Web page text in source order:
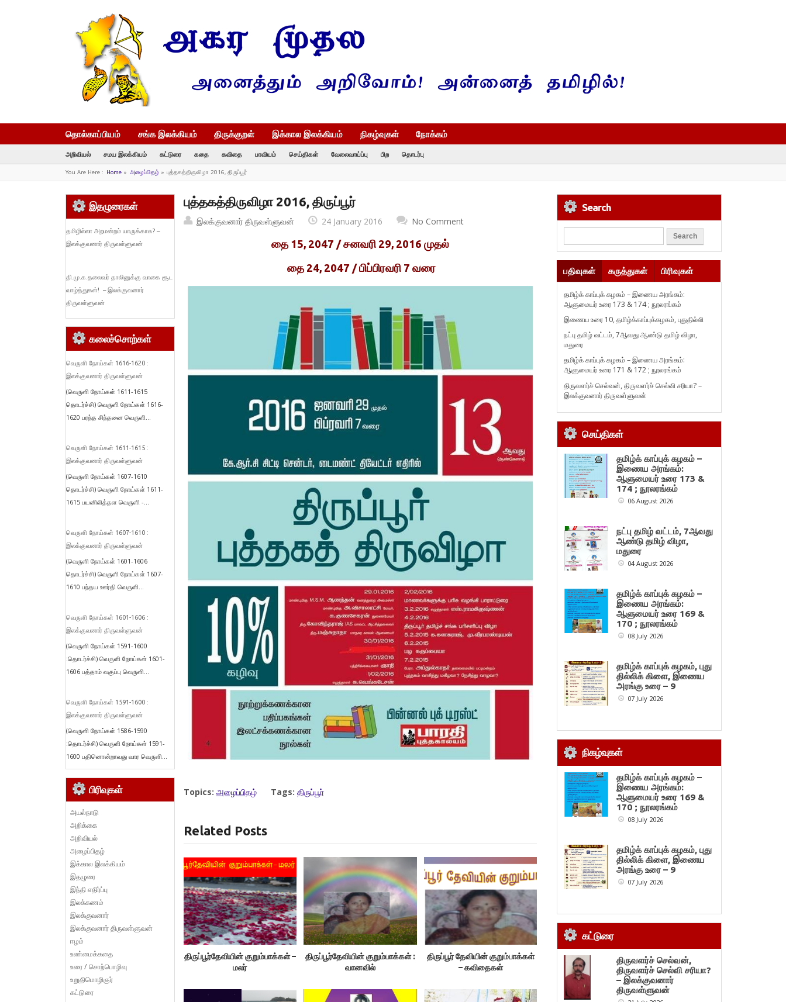
தொல்காப்பியம் சங்க இலக்கியம் திருக்குறள் இக்கால இலக்கியம் நிகழ்வுகள் நோக்கம்
அறிவியல் சமய இலக்கியம் கட்டுரை கதை கவிதை பாவியம் செய்திகள் வேலைவாய்ப்பு பிற தொடர்பு
You Are Here : Home» அழைப்பிதழ் » புத்தகத்திருவிழா 2016, திருப்பூர்
புத்தகத்திருவிழா 2016, திருப்பூர்
இலக்குவனார் திருவள்ளுவன் 24 January 2016 No Comment
தை 15, 2047 / சனவரி 29, 2016 முதல்
தை 24, 2047 / பிப்பிரவரி 7 வரை
Topics: அழைப்பிதழ் Tags: திருப்பூர்
Related Posts
திருப்பூர்தேவியின் குறும்பாக்கள் –
மலர்
திருப்பூர்தேவியின் குறும்பாக்கள் :
வானவில்
திருப்பூர் தேவியின் குறும்பாக்கள்
– கவிதைகள்
இதழுரைகள்
தமிழில்லா அறமன்றம் யாருக்காக? –
இலக்குவனார் திருவள்ளுவன்
தி.மு.க.தலைவர் தாலினுக்கு வாகை சூட
வாழ்த்துகள்! – இலக்குவனார்
திருவள்ளுவன்
கலைச்சொற்கள்
வெருளி நோய்கள் 1616-1620 :
இலக்குவனார் திருவள்ளுவன்
(வெருளி நோய்கள் 1611-1615
தொடர்ச்சி) வெருளி நோய்கள் 1616-
1620 பரந்த சிந்தனை வெருளி...
வெருளி நோய்கள் 1611-1615 :
இலக்குவனார் திருவள்ளுவன்
(வெருளி நோய்கள் 1607-1610
தொடர்ச்சி) வெருளி நோய்கள் 1611-
1615 பயனிலித்தள வெருளி -...
வெருளி நோய்கள் 1607-1610 :
இலக்குவனார் திருவள்ளுவன்
(வெருளி நோய்கள் 1601-1606
தொடர்ச்சி) வெருளி நோய்கள் 1607-
1610 பந்தய ஊர்தி வெருளி...
வெருளி நோய்கள் 1601-1606 :
இலக்குவனார் திருவள்ளுவன்
(வெருளி நோய்கள் 1591-1600
:தொடர்ச்சி) வெருளி நோய்கள் 1601-
1606 பத்தாம் வகுப்பு வெருளி...
வெருளி நோய்கள் 1591-1600 :
இலக்குவனார் திருவள்ளுவன்
(வெருளி நோய்கள் 1586-1590
:தொடர்ச்சி) வெருளி நோய்கள் 1591-
1600 பதினொன்றாவது வார வெருளி...
பிரிவுகள்
அயல்நாடு
அறிக்கை
அறிவியல்
அழைப்பிதழ்
இக்கால இலக்கியம்
இதழுரை
இந்தி எதிர்ப்பு
இலக்கணம்
இலக்குவனார்
இலக்குவனார் திருவள்ளுவன்
ஈழம்
உண்மைக்கதை
உரை / சொற்பொழிவு
உறுதிமொழிஞர்
கட்டுரை
Search
பதிவுகள் கருத்துகள் பிரிவுகள்
தமிழ்க் காப்புக் கழகம் – இணைய அரங்கம்:
ஆளுமையர் உரை 173 & 174 ; நூலரங்கம்
இணைய உரை 10, தமிழ்க்காப்புக்கழகம், புதுதில்லி
நட்பு தமிழ் வட்டம், 7ஆவது ஆண்டு தமிழ் விழா,
மதுரை
தமிழ்க் காப்புக் கழகம் – இணைய அரங்கம்:
ஆளுமையர் உரை 171 & 172 ; நூலரங்கம்
திருவளர்ச் செல்வன், திருவளர்ச் செல்வி சரியா? –
இலக்குவனார் திருவள்ளுவன்
செய்திகள்
தமிழ்க் காப்புக் கழகம் –
இணைய அரங்கம்:
ஆளுமையர் உரை 173 &
174 ; நூலரங்கம்
06 August 2026
நட்பு தமிழ் வட்டம், 7ஆவது
ஆண்டு தமிழ் விழா,
மதுரை
04 August 2026
தமிழ்க் காப்புக் கழகம் –
இணைய அரங்கம்:
ஆளுமையர் உரை 169 &
170 ; நூலரங்கம்
08 July 2026
தமிழ்க் காப்புக் கழகம், புது
தில்லிக் கிளை, இணைய
அரங்கு உரை – 9
07 July 2026
நிகழ்வுகள்
தமிழ்க் காப்புக் கழகம் –
இணைய அரங்கம்:
ஆளுமையர் உரை 169 &
170 ; நூலரங்கம்
08 July 2026
தமிழ்க் காப்புக் கழகம், புது
தில்லிக் கிளை, இணைய
அரங்கு உரை – 9
07 July 2026
கட்டுரை
திருவளர்ச் செல்வன்,
திருவளர்ச் செல்வி சரியா?
– இலக்குவனார்
திருவள்ளுவன்